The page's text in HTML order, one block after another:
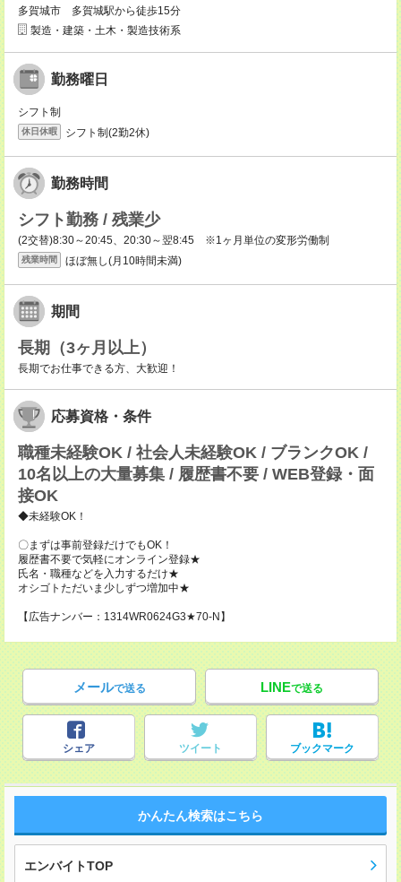
多賀城市 多賀城駅から徒歩15分
製造・建築・土木・製造技術系
勤務曜日
シフト制
休日休暇 シフト制(2勤2休)
勤務時間
シフト勤務 / 残業少
(2交替)8:30～20:45、20:30～翌8:45 ※1ヶ月単位の変形労働制
残業時間 ほぼ無し(月10時間未満)
期間
長期（3ヶ月以上）
長期でお仕事できる方、大歓迎！
応募資格・条件
職種未経験OK / 社会人未経験OK / ブランクOK /
10名以上の大量募集 / 履歴書不要 / WEB登録・面
接OK
◆未経験OK！
〇まずは事前登録だけでもOK！
履歴書不要で気軽にオンライン登録★
氏名・職種などを入力するだけ★
オシゴトただいま少しずつ増加中★
【広告ナンバー：1314WR0624G3★70-N】
メールで送る LINEで送る
シェア ツイート ブックマーク
かんたん検索はこちら
エンバイトTOP